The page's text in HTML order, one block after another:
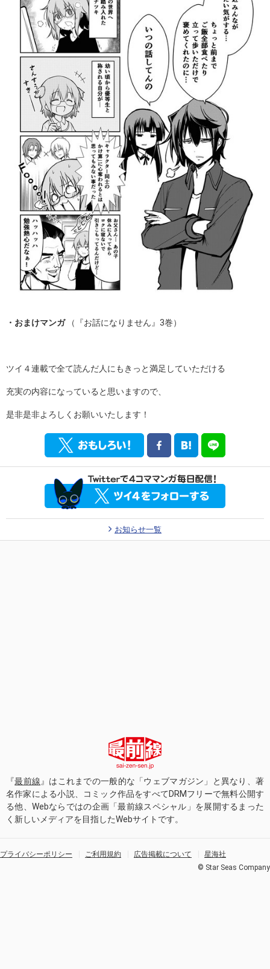
・おまけマンガ （『お話になりません』3巻）
ツイ４連載で全て読んだ人にもきっと満足していただける
充実の内容になっていると思いますので、
是非是非よろしくお願いいたします！
お知らせ一覧
『最前線 』はこれまでの一般的な「ウェブマガジン」と異なり、著
名作家による小説、コミック作品をすべてDRMフリーで無料公開す
る他、Webならではの企画「最前線スペシャル」を展開するまった
く新しいメディアを目指したWebサイトです。
プライバシーポリシー ご利用規約 広告掲載について
星海社
© Star Seas Company